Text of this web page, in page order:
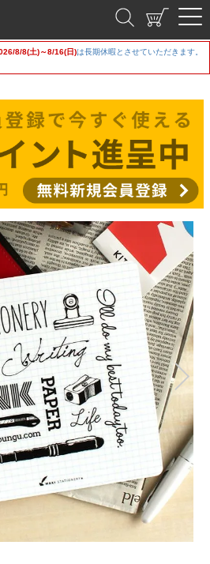
8/8(土)～8/16(日)は長期休暇とさせていただきます。